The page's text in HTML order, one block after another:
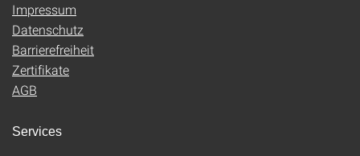
Impressum
Datenschutz
Barrierefreiheit
Zertifikate
AGB
Services